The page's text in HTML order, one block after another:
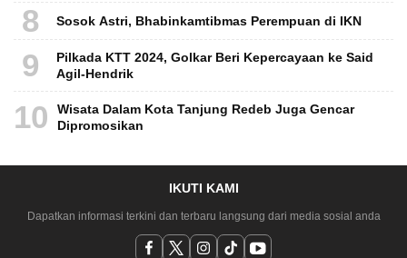
8 Sosok Astri, Bhabinkamtibmas Perempuan di IKN
9
Pilkada KTT 2024, Golkar Beri Kepercayaan ke Said
Agil-Hendrik
10
Wisata Dalam Kota Tanjung Redeb Juga Gencar
Dipromosikan
IKUTI KAMI
Dapatkan informasi terkini dan terbaru langsung dari media sosial anda